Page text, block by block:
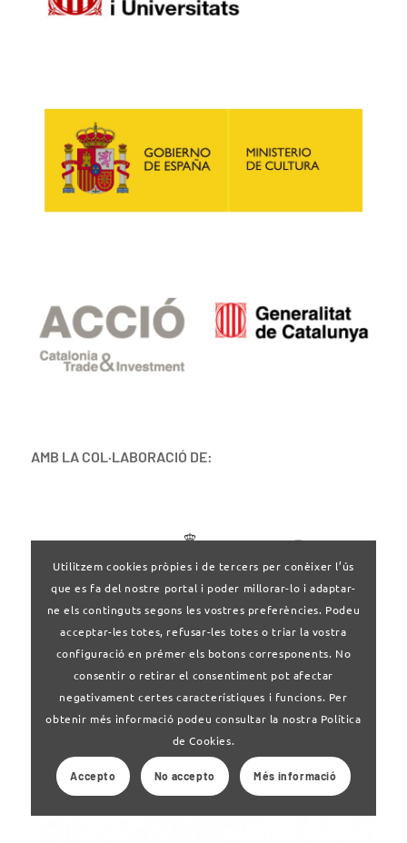
AMB LA COL·LABORACIÓ DE:
Utilitzem cookies pròpies i de tercers per conèixer l’ús
que es fa del nostre portal i poder millorar-lo i adaptar-
ne els continguts segons les vostres preferències. Podeu
acceptar-les totes, refusar-les totes o triar la vostra
configuració en prémer els botons corresponents. No
consentir o retirar el consentiment pot afectar
negativament certes característiques i funcions. Per
obtenir més informació podeu consultar la nostra Política
de Cookies.
Accepto No accepto Més informació